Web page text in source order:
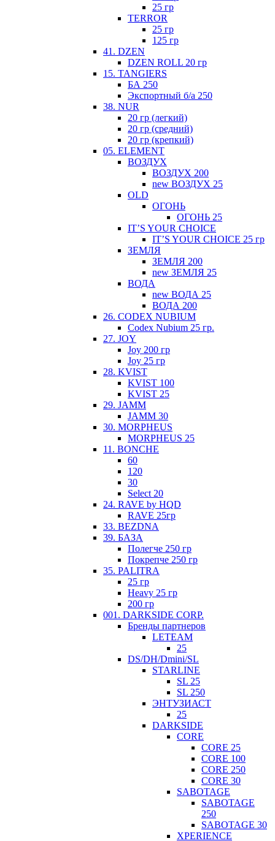
25 гр
TERROR
25 гр
125 гр
41. DZEN
DZEN ROLL 20 гр
15. TANGIERS
БА 250
Экспортный б/а 250
38. NUR
20 гр (легкий)
20 гр (средний)
20 гр (крепкий)
05. ELEMENT
ВОЗДУХ
ВОЗДУХ 200
new ВОЗДУХ 25
ОLD
ОГОНЬ
ОГОНЬ 25
IT’S YOUR CHOICE
IT’S YOUR CHOICE 25 гр
ЗЕМЛЯ
ЗЕМЛЯ 200
new ЗЕМЛЯ 25
ВОДА
new ВОДА 25
ВОДА 200
26. CODEX NUBIUM
Codex Nubium 25 гр.
27. JOY
Joy 200 гр
Joy 25 гр
28. KVIST
KVIST 100
KVIST 25
29. JAMM
JAMM 30
30. MORPHEUS
MORPHEUS 25
11. BONCHE
60
120
30
Select 20
24. RAVE by HQD
RAVE 25гр
33. BEZDNA
39. БАЗА
Полегче 250 гр
Покрепче 250 гр
35. PALITRA
25 гр
Heavy 25 гр
200 гр
001. DARKSIDE CORP.
Бренды партнеров
LETEAM
25
DS/DH/Dmini/SL
STARLINE
SL 25
SL 250
ЭНТУЗИАСТ
25
DARKSIDE
CORE
CORE 25
CORE 100
CORE 250
CORE 30
SABOTAGE
SABOTAGE
250
SABOTAGE 30
XPERIENCE